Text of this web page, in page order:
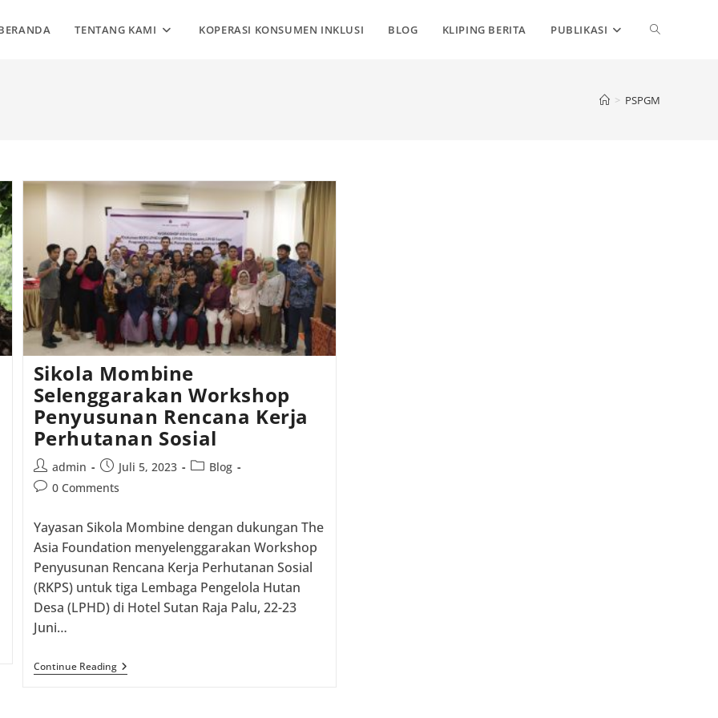
TENTANG KAMI KOPERASI KONSUMEN INKLUSI BLOG KLIPING BERITA PUBLIKASI TOGGLE
> PSPGM
Sikola Mombine
Selenggarakan Workshop
Penyusunan Rencana Kerja
Perhutanan Sosial
Post
author:
admin
Post
published:
Juli 5, 2023
PostBlog
Post0 Comments
Yayasan Sikola Mombine dengan dukungan The
Asia Foundation menyelenggarakan Workshop
Penyusunan Rencana Kerja Perhutanan Sosial
(RKPS) untuk tiga Lembaga Pengelola Hutan
Desa (LPHD) di Hotel Sutan Raja Palu, 22-23
Juni…
Continue ReadingSikola
Mombine